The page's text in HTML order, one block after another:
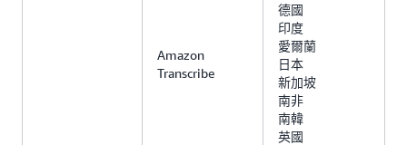
Amazon
Transcribe
德國
印度
愛爾蘭
日本
新加坡
南非
南韓
英國